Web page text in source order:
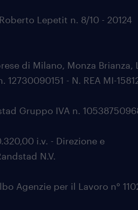
Lepetit n. 8/10 - 20124
di Milano, Monza Brianza,
12730090151 - N. REA MI-
Gruppo IVA n.
i.v. - Direzione e
N.V.
Agenzie per il Lavoro n°